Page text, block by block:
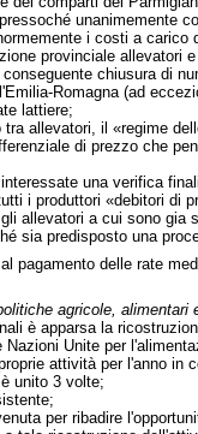
unanimemente
i costi a carico
provinciale allevatori
chiusura di
Romagna (ad
lattiere;
allevatori, il «regime
di prezzo che
una verifica
i produttori «debitori di
allevatori a cui sono
sia predisposto una
pagamento delle rate
agricole, alimentari
è apparsa la
Unite per
attività per l'anno in
unito 3 volte;
per ribadire